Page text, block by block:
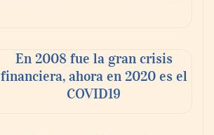
En 2008 fue la gran crisis
financiera, ahora en 2020 es el
COVID19